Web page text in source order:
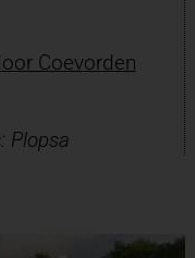
Coevorden
Plopsa